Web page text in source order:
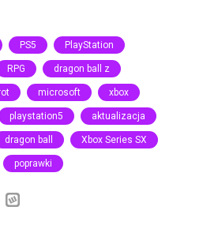
PS5 PlayStation
RPG dragon ball z
microsoft xbox
playstation5 aktualizacja
dragon ball Xbox Series SX
poprawki